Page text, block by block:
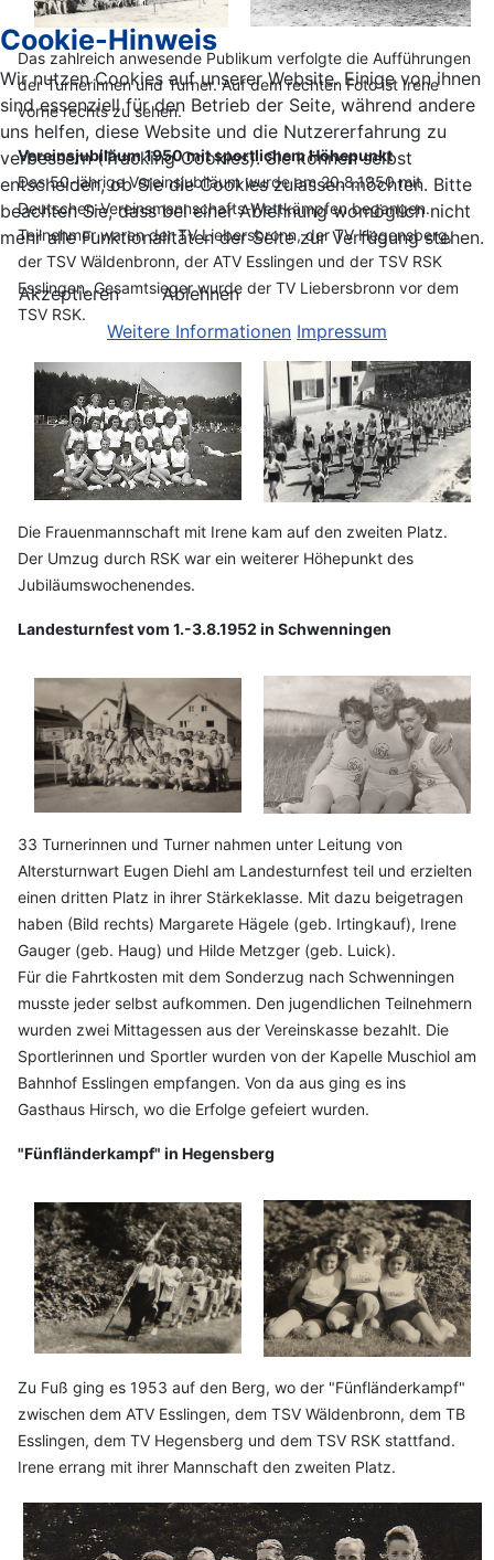
Das zahlreich anwesende Publikum verfolgte die Aufführungen
der Turnerinnen und Turner. Auf dem rechten Foto ist Irene
vorne rechts zu sehen.
Vereinsjubiläum 1950 mit sportlichem Höhepunkt
Das 50-jährige Vereinsjubiläum wurde am 20.8.1950 mit
Deutschen-Vereinsmannschafts-Wettkämpfen begangen.
Teilnehmer waren der TV Liebersbronn, der TV Hegensberg,
der TSV Wäldenbronn, der ATV Esslingen und der TSV RSK
Esslingen. Gesamtsieger wurde der TV Liebersbronn vor dem
TSV RSK.
Die Frauenmannschaft mit Irene kam auf den zweiten Platz.
Der Umzug durch RSK war ein weiterer Höhepunkt des
Jubiläumswochenendes.
Landesturnfest vom 1.-3.8.1952 in Schwenningen
33 Turnerinnen und Turner nahmen unter Leitung von
Altersturnwart Eugen Diehl am Landesturnfest teil und erzielten
einen dritten Platz in ihrer Stärkeklasse. Mit dazu beigetragen
haben (Bild rechts) Margarete Hägele (geb. Irtingkauf), Irene
Gauger (geb. Haug) und Hilde Metzger (geb. Luick).
Für die Fahrtkosten mit dem Sonderzug nach Schwenningen
musste jeder selbst aufkommen. Den jugendlichen Teilnehmern
wurden zwei Mittagessen aus der Vereinskasse bezahlt. Die
Sportlerinnen und Sportler wurden von der Kapelle Muschiol am
Bahnhof Esslingen empfangen. Von da aus ging es ins
Gasthaus Hirsch, wo die Erfolge gefeiert wurden.
"Fünfländerkampf" in Hegensberg
Zu Fuß ging es 1953 auf den Berg, wo der "Fünfländerkampf"
zwischen dem ATV Esslingen, dem TSV Wäldenbronn, dem TB
Esslingen, dem TV Hegensberg und dem TSV RSK stattfand.
Irene errang mit ihrer Mannschaft den zweiten Platz.
Cookie-Hinweis
Wir nutzen Cookies auf unserer Website. Einige von ihnen
sind essenziell für den Betrieb der Seite, während andere
uns helfen, diese Website und die Nutzererfahrung zu
verbessern (Tracking Cookies). Sie können selbst
entscheiden, ob Sie die Cookies zulassen möchten. Bitte
beachten Sie, dass bei einer Ablehnung womöglich nicht
mehr alle Funktionalitäten der Seite zur Verfügung stehen.
Akzeptieren
Ablehnen
Weitere Informationen Impressum